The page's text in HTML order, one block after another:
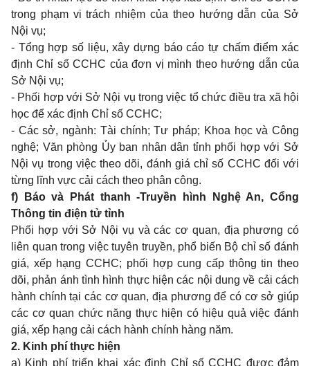
trong phạm vi trách nhiệm của theo hướng dẫn của Sở
Nội vụ;
- Tổng hợp số liệu, xây dựng báo cáo tự chấm điểm xác
định Chỉ số CCHC của đơn vị mình theo hướng dẫn của
Sở Nội vụ;
- Phối hợp với Sở Nội vụ trong việc tổ chức điều tra xã hội
học để xác định Chỉ số CCHC;
- Các sở, ngành: Tài chính; Tư pháp; Khoa học và Công
nghệ; Văn phòng Ủy ban nhân dân tỉnh phối hợp với Sở
Nội vụ trong việc theo dõi, đánh giá chỉ số CCHC đối với
từng lĩnh vực cải cách theo phân công.
f) Báo và Phát thanh -Truyền hình Nghệ An, Cổng
Thông tin điện tử tỉnh
Phối hợp với Sở Nội vụ và các cơ quan, địa phương có
liên quan trong việc tuyên truyền, phổ biến Bộ chỉ số đánh
giá, xếp hạng CCHC; phối hợp cung cấp thông tin theo
dõi, phản ánh tình hình thực hiện các nội dung về cải cách
hành chính tại các cơ quan, địa phương để có cơ sở giúp
các cơ quan chức năng thực hiện có hiệu quả việc đánh
giá, xếp hạng cải cách hành chính hàng năm.
2. Kinh phí thực hiện
a) Kinh phí triển khai xác định Chỉ số CCHC được đảm